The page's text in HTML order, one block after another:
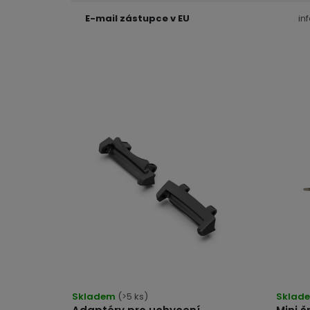
E-mail zástupce v EU
je
5,0
Skladem (>5 ks)